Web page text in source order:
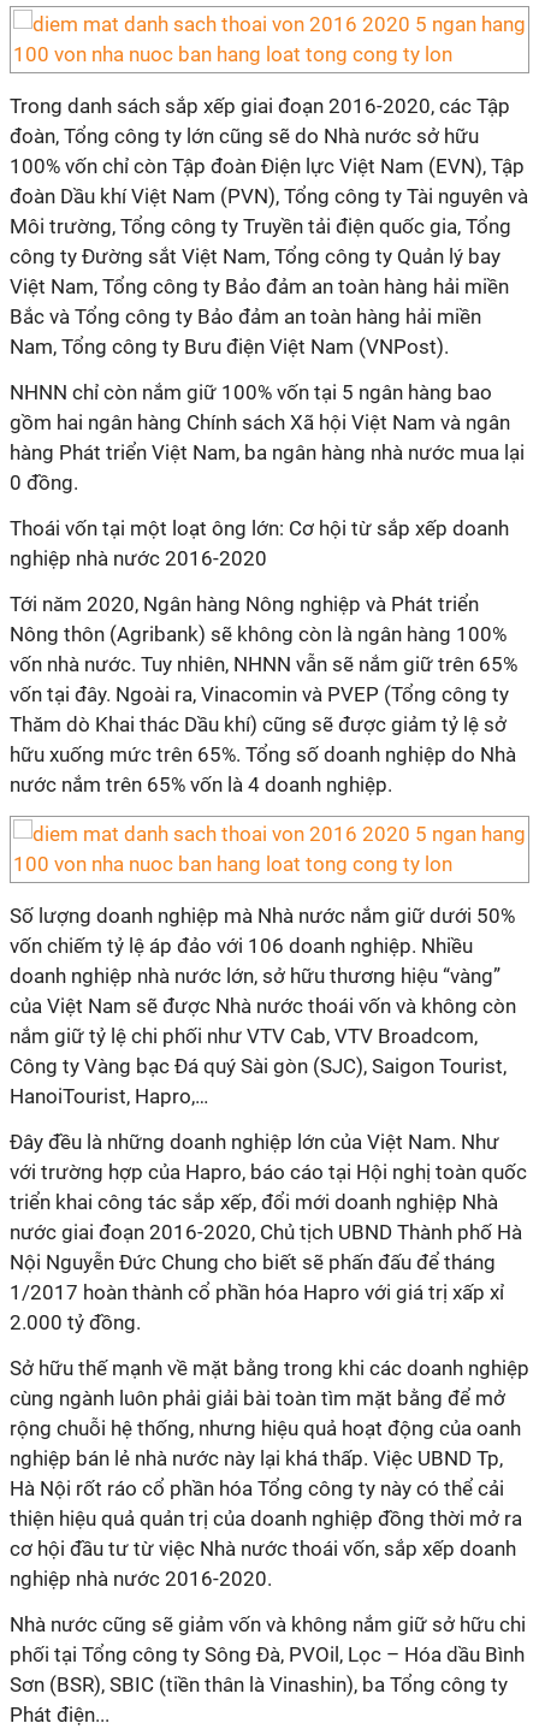
Trong danh sách sắp xếp giai đoạn 2016-2020, các Tập
đoàn, Tổng công ty lớn cũng sẽ do Nhà nước sở hữu
100% vốn chỉ còn Tập đoàn Điện lực Việt Nam (EVN), Tập
đoàn Dầu khí Việt Nam (PVN), Tổng công ty Tài nguyên và
Môi trường, Tổng công ty Truyền tải điện quốc gia, Tổng
công ty Đường sắt Việt Nam, Tổng công ty Quản lý bay
Việt Nam, Tổng công ty Bảo đảm an toàn hàng hải miền
Bắc và Tổng công ty Bảo đảm an toàn hàng hải miền
Nam, Tổng công ty Bưu điện Việt Nam (VNPost).
NHNN chỉ còn nắm giữ 100% vốn tại 5 ngân hàng bao
gồm hai ngân hàng Chính sách Xã hội Việt Nam và ngân
hàng Phát triển Việt Nam, ba ngân hàng nhà nước mua lại
0 đồng.
Thoái vốn tại một loạt ông lớn: Cơ hội từ sắp xếp doanh
nghiệp nhà nước 2016-2020
Tới năm 2020, Ngân hàng Nông nghiệp và Phát triển
Nông thôn (Agribank) sẽ không còn là ngân hàng 100%
vốn nhà nước. Tuy nhiên, NHNN vẫn sẽ nắm giữ trên 65%
vốn tại đây. Ngoài ra, Vinacomin và PVEP (Tổng công ty
Thăm dò Khai thác Dầu khí) cũng sẽ được giảm tỷ lệ sở
hữu xuống mức trên 65%. Tổng số doanh nghiệp do Nhà
nước nắm trên 65% vốn là 4 doanh nghiệp.
Số lượng doanh nghiệp mà Nhà nước nắm giữ dưới 50%
vốn chiếm tỷ lệ áp đảo với 106 doanh nghiệp. Nhiều
doanh nghiệp nhà nước lớn, sở hữu thương hiệu “vàng”
của Việt Nam sẽ được Nhà nước thoái vốn và không còn
nắm giữ tỷ lệ chi phối như VTV Cab, VTV Broadcom,
Công ty Vàng bạc Đá quý Sài gòn (SJC), Saigon Tourist,
HanoiTourist, Hapro,…
Đây đều là những doanh nghiệp lớn của Việt Nam. Như
với trường hợp của Hapro, báo cáo tại Hội nghị toàn quốc
triển khai công tác sắp xếp, đổi mới doanh nghiệp Nhà
nước giai đoạn 2016-2020, Chủ tịch UBND Thành phố Hà
Nội Nguyễn Đức Chung cho biết sẽ phấn đấu để tháng
1/2017 hoàn thành cổ phần hóa Hapro với giá trị xấp xỉ
2.000 tỷ đồng.
Sở hữu thế mạnh về mặt bằng trong khi các doanh nghiệp
cùng ngành luôn phải giải bài toàn tìm mặt bằng để mở
rộng chuỗi hệ thống, nhưng hiệu quả hoạt động của oanh
nghiệp bán lẻ nhà nước này lại khá thấp. Việc UBND Tp,
Hà Nội rốt ráo cổ phần hóa Tổng công ty này có thể cải
thiện hiệu quả quản trị của doanh nghiệp đồng thời mở ra
cơ hội đầu tư từ việc Nhà nước thoái vốn, sắp xếp doanh
nghiệp nhà nước 2016-2020.
Nhà nước cũng sẽ giảm vốn và không nắm giữ sở hữu chi
phối tại Tổng công ty Sông Đà, PVOil, Lọc – Hóa dầu Bình
Sơn (BSR), SBIC (tiền thân là Vinashin), ba Tổng công ty
Phát điện...